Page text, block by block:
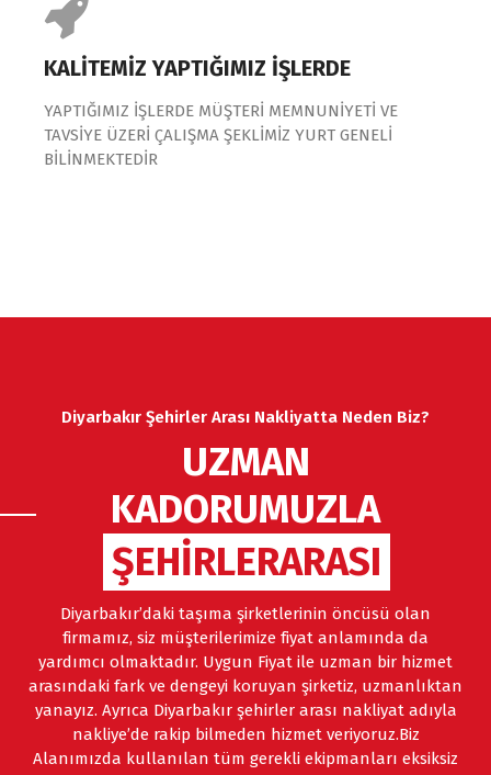
KALİTEMİZ YAPTIĞIMIZ İŞLERDE
YAPTIĞIMIZ İŞLERDE MÜŞTERİ MEMNUNİYETİ VE
TAVSİYE ÜZERİ ÇALIŞMA ŞEKLİMİZ YURT GENELİ
BİLİNMEKTEDİR
Diyarbakır Şehirler Arası Nakliyatta Neden Biz?
UZMAN
KADORUMUZLA
ŞEHİRLERARASI
Diyarbakır’daki taşıma şirketlerinin öncüsü olan
firmamız, siz müşterilerimize fiyat anlamında da
yardımcı olmaktadır. Uygun Fiyat ile uzman bir hizmet
arasındaki fark ve dengeyi koruyan şirketiz, uzmanlıktan
yanayız. Ayrıca Diyarbakır şehirler arası nakliyat adıyla
nakliye’de rakip bilmeden hizmet veriyoruz.Biz
Alanımızda kullanılan tüm gerekli ekipmanları eksiksiz